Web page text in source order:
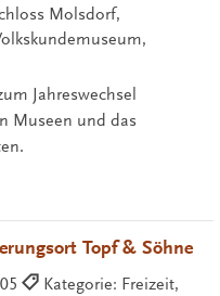
Molsdorf,
Jahreswechsel
Museen und das
Topf & Söhne
Kategorie: Freizeit,